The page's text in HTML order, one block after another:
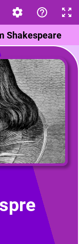
Shakespeare
Shakespeare